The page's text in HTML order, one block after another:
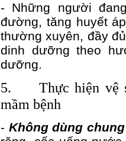
- Những người
đường, tăng huyết
thường xuyên, đầy
dinh dưỡng theo
dưỡng.
5. Thực hiện vệ
mầm bệnh
- Không dùng